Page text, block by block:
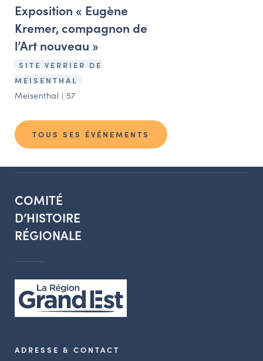
Exposition « Eugène
Kremer, compagnon de
l’Art nouveau »
SITE VERRIER DE
MEISENTHAL
Meisenthal | 57
TOUS SES ÉVÉNEMENTS
COMITÉ
D’HISTOIRE
RÉGIONALE
ADRESSE & CONTACT